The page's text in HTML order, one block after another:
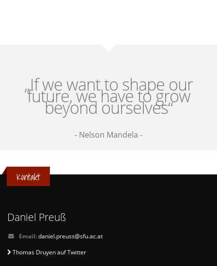
„If we want to shape our
future, we have to grow
beyond ourselves“
- Nelson Mandela -
Kontakt
Daniel Preuß
Email:daniel.preuss@sfu.ac.at
Thomas Druyen auf Twitter